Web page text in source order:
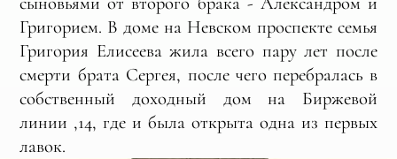
Григорием. В доме на Невском проспекте семья
Григория Елисеева жила всего пару лет после
смерти брата Сергея, после чего перебралась в
собственный доходный дом на Биржевой
линии ,14, где и была открыта одна из первых
лавок.